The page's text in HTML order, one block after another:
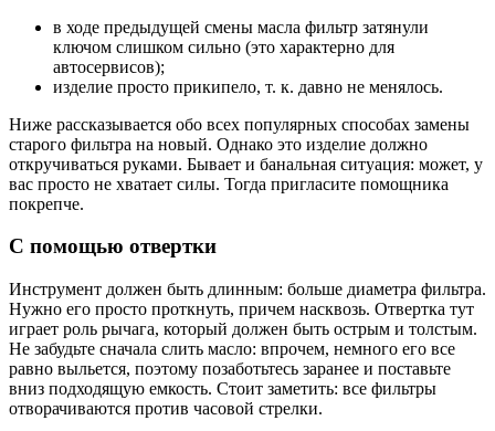
в ходе предыдущей смены масла фильтр затянули
ключом слишком сильно (это характерно для
автосервисов);
изделие просто прикипело, т. к. давно не менялось.
Ниже рассказывается обо всех популярных способах замены
старого фильтра на новый. Однако это изделие должно
откручиваться руками. Бывает и банальная ситуация: может, у
вас просто не хватает силы. Тогда пригласите помощника
покрепче.
С помощью отвертки
Инструмент должен быть длинным: больше диаметра фильтра.
Нужно его просто проткнуть, причем насквозь. Отвертка тут
играет роль рычага, который должен быть острым и толстым.
Не забудьте сначала слить масло: впрочем, немного его все
равно выльется, поэтому позаботьтесь заранее и поставьте
вниз подходящую емкость. Стоит заметить: все фильтры
отворачиваются против часовой стрелки.